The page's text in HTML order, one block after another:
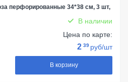
перфорированные 34*38 см, 3 шт,
В наличии
Цена по карте:
2 39 руб/шт
В корзину